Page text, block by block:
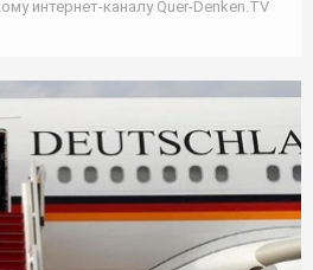
интернет-каналу Quer-Denken.TV